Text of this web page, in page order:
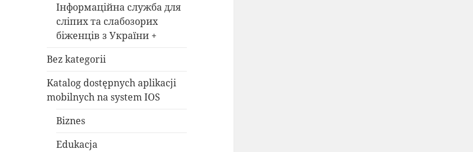
Інформаційна служба для
сліпих та слабозорих
біженців з України +
Bez kategorii
Katalog dostępnych aplikacji
mobilnych na system IOS
Biznes
Edukacja